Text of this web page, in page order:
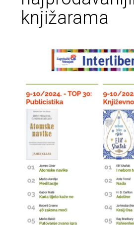
knjižarama